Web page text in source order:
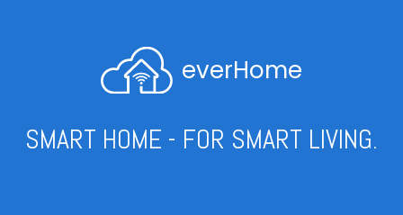
everHome
SMART HOME - FOR SMART LIVING.